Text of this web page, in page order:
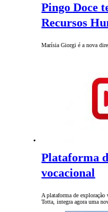
Pingo Doce
Recursos
Marísia Giorgi é a nova
Plataforma
vocacional
A plataforma de
Totta, integra agora uma